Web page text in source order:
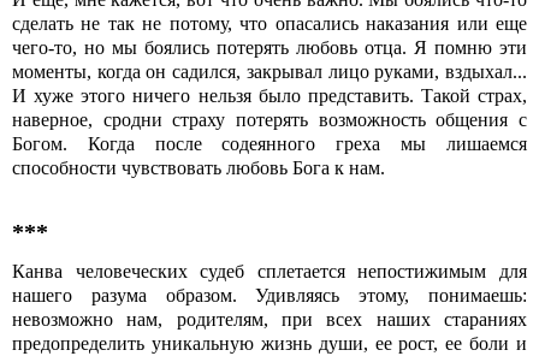
сделать не так не потому, что опасались наказания или еще
чего-то, но мы боялись потерять любовь отца. Я помню эти
моменты, когда он садился, закрывал лицо руками, вздыхал...
И хуже этого ничего нельзя было представить. Такой страх,
наверное, сродни страху потерять возможность общения с
Богом. Когда после содеянного греха мы лишаемся
способности чувствовать любовь Бога к нам.
***
Канва человеческих судеб сплетается непостижимым для
нашего разума образом. Удивляясь этому, понимаешь:
невозможно нам, родителям, при всех наших стараниях
предопределить уникальную жизнь души, ее рост, ее боли и